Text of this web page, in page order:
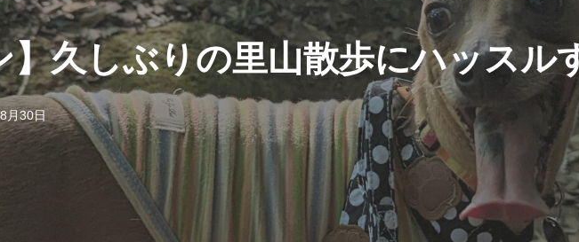
】久しぶりの里山散歩にハッスル
月30日